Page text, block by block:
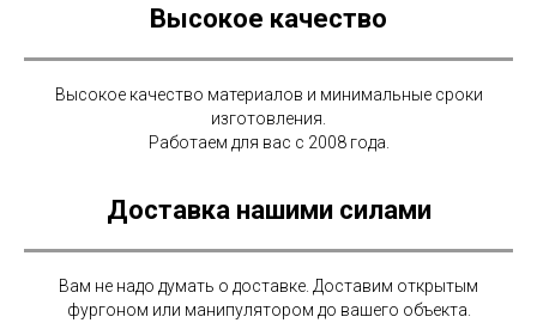
Высокое качество
Высокое качество материалов и минимальные сроки
изготовления.
Работаем для вас с 2008 года.
Доставка нашими силами
Вам не надо думать о доставке. Доставим открытым
фургоном или манипулятором до вашего объекта.